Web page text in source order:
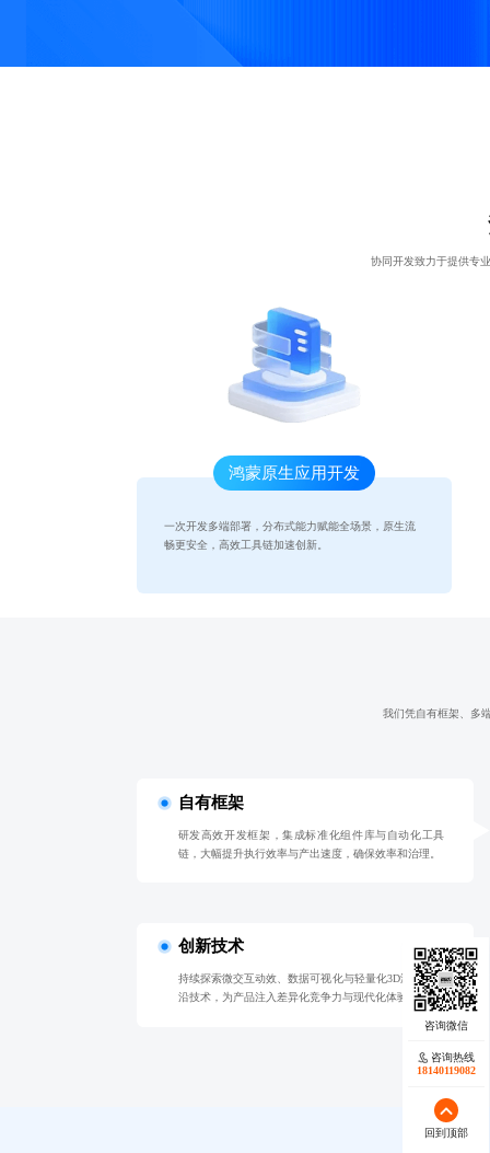
化搭建流程，降低技术门
槛，提高灵活性与效率。
协同开发致力于提供专
鸿蒙原生应用开发
一次开发多端部署，分布式能力赋能全场景，原生流
畅更安全，高效工具链加速创新。
我们凭自有框架、多
自有框架
研发高效开发框架，集成标准化组件库与自动化工具
链，大幅提升执行效率与产出速度，确保效率和治理。
创新技术
持续探索微交互动效、数据可视化与轻量化3D渲染等前
沿技术，为产品注入差异化竞争力与现代化体验魅力。
咨询热线
18140119082
回到顶部